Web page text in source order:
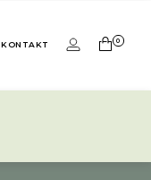
KONTAKT 0